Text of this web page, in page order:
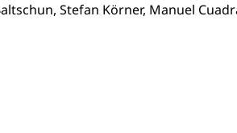
Stefan Körner, Manuel